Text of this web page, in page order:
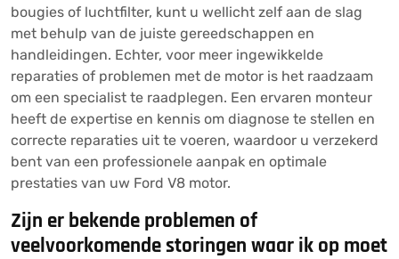
bougies of luchtfilter, kunt u wellicht zelf aan de slag
met behulp van de juiste gereedschappen en
handleidingen. Echter, voor meer ingewikkelde
reparaties of problemen met de motor is het raadzaam
om een specialist te raadplegen. Een ervaren monteur
heeft de expertise en kennis om diagnose te stellen en
correcte reparaties uit te voeren, waardoor u verzekerd
bent van een professionele aanpak en optimale
prestaties van uw Ford V8 motor.
Zijn er bekende problemen of
veelvoorkomende storingen waar ik op moet